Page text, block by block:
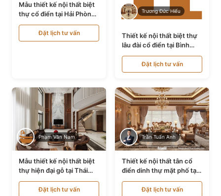
Mẫu thiết kế nội thất biệt
thự cổ điển tại Hải Phòng
NT24535
Đặt lịch tư vấn
Trương Đức Hiếu
Thiết kế nội thất biệt thự
lâu đài cổ điển tại Bình
Thuận NT21128
Đặt lịch tư vấn
Phạm Văn Nam
Mẫu thiết kế nội thất biệt
thự hiện đại gỗ tại Thái
Bình NT9188719
Đặt lịch tư vấn
Trần Tuấn Anh
Thiết kế nội thất tân cổ
điển dinh thự mặt phố tại
Quảng Ninh NT24531
Đặt lịch tư vấn